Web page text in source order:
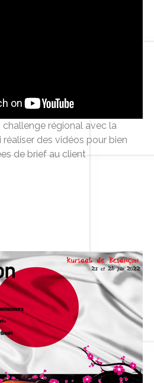
challenge régional avec la
réaliser des vidéos pour bien
de brief au client